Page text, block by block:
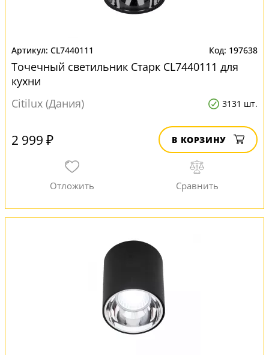
CL7440111 197638
Точечный светильник Старк CL7440111 для
кухни
Citilux (Дания)
3131 шт.
2 999 ₽ В КОРЗИНУ